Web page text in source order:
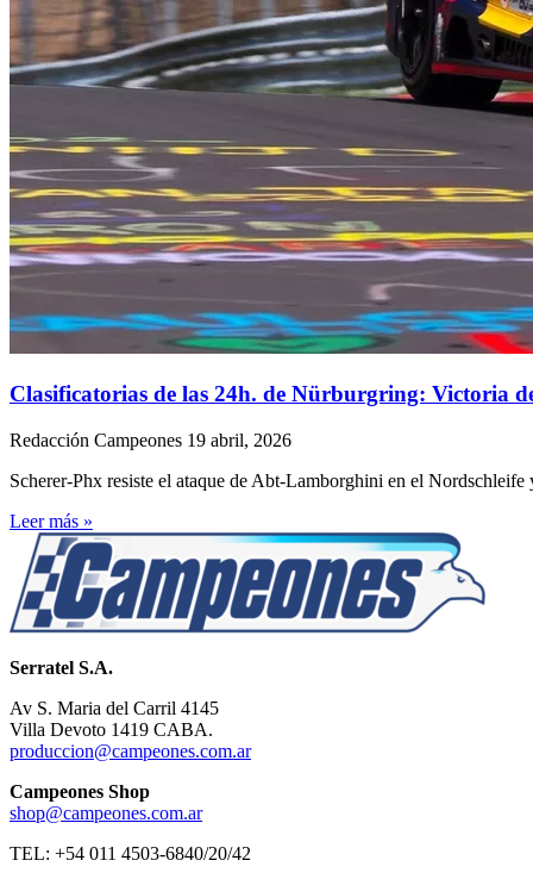
Clasificatorias de las 24h. de Nürburgring: Victoria
Redacción Campeones 19 abril, 2026
Scherer-Phx resiste el ataque de Abt-Lamborghini en el
Leer más »
Serratel S.A.
Av S. Maria del Carril 4145
Villa Devoto 1419 CABA.
produccion@campeones.com.ar
Campeones Shop
shop@campeones.com.ar
TEL: +54 011 4503-6840/20/42